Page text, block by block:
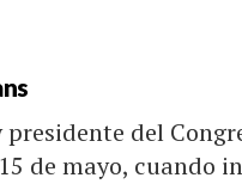
del
de mayo, cuando